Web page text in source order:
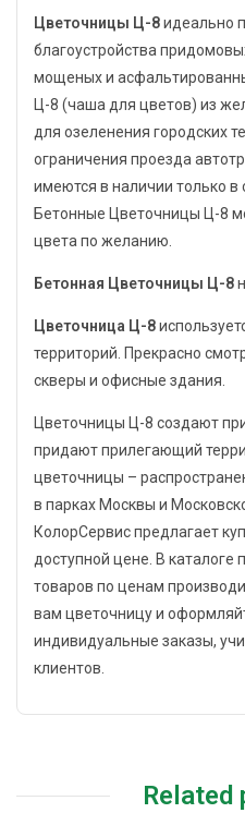
Цветочницы Ц-8идеально
благоустройства
мощеных и
Ц-8 (чаша для цветов) из
для озеленения городских
ограничения проезда
имеются в наличии только в
Бетонные Цветочницы Ц-8
цвета по желанию.
Бетонная Цветочницы Ц-8
Цветочница Ц-8
территорий. Прекрасно
скверы и офисные здания.
Цветочницы Ц-8 создают
придают прилегающий
цветочницы –
в парках Москвы и
КолорСервис предлагает
доступной цене. В каталоге
товаров по ценам
вам цветочницу и
индивидуальные заказы,
клиентов.
Related